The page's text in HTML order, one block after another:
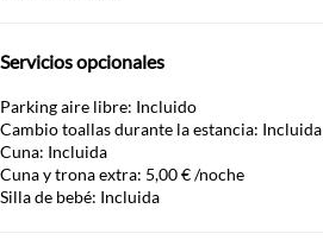
Servicios opcionales
Parking aire libre: Incluido
Cambio toallas durante la estancia: Incluida
Cuna: Incluida
Cuna y trona extra: 5,00 € /noche
Silla de bebé: Incluida